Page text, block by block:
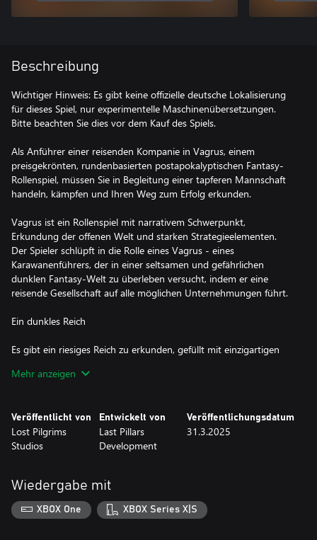
Beschreibung
Wichtiger Hinweis: Es gibt keine offizielle deutsche Lokalisierung
für dieses Spiel, nur experimentelle Maschinenübersetzungen.
Bitte beachten Sie dies vor dem Kauf des Spiels.
Als Anführer einer reisenden Kompanie in Vagrus, einem
preisgekrönten, rundenbasierten postapokalyptischen Fantasy-
Rollenspiel, müssen Sie in Begleitung einer tapferen Mannschaft
handeln, kämpfen und Ihren Weg zum Erfolg erkunden.
Vagrus ist ein Rollenspiel mit narrativem Schwerpunkt,
Erkundung der offenen Welt und starken Strategieelementen.
Der Spieler schlüpft in die Rolle eines Vagrus - eines
Karawanenführers, der in einer seltsamen und gefährlichen
dunklen Fantasy-Welt zu überleben versucht, indem er eine
reisende Gesellschaft auf alle möglichen Unternehmungen führt.
Ein dunkles Reich
Es gibt ein riesiges Reich zu erkunden, gefüllt mit einzigartigen
Charakteren. Um das Imperium für seine Sünden zu bestrafen,
Ödland, das von arkanen Anomalien durchsetzt ist, in dem es
von verdrehten Monstern wimmelt und das auch nach
Jahrhunderten des Wiederaufbaus von umherstreifenden
Verzweigte Erzählung
Die Erzählung des Spiels besteht aus einer großen Auswahl von
Mehr anzeigen
Veröffentlicht von
Lost Pilgrims
Studios
Entwickelt von
Last Pillars
Development
Veröffentlichungsdatum
31.3.2025
Wiedergabe mit
XBOX One XBOX Series X|S